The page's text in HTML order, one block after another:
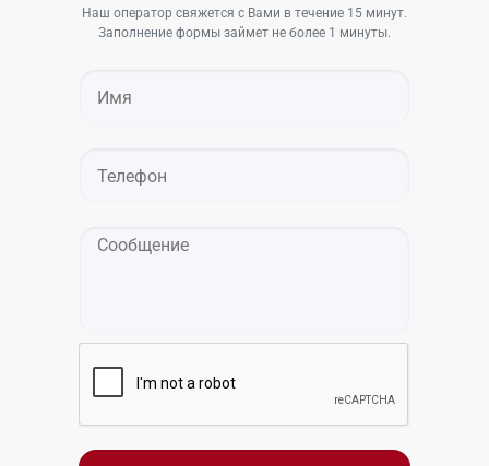
Наш оператор свяжется с Вами в течение 15 минут.
Заполнение формы займет не более 1 минуты.